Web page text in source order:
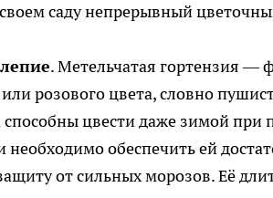
саду непрерывный
. Метельчатая гортензия —
розового цвета, словно
цвести даже зимой при
обеспечить ей
от сильных морозов. Её